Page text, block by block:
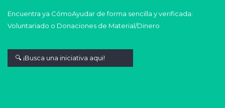
Encuentra ya CómoAyudar de forma sencilla y verificada:
Voluntariado o Donaciones de Material/Dinero